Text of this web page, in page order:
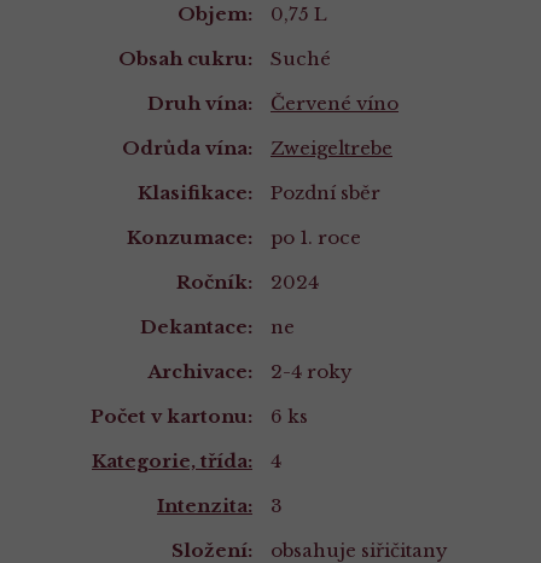
Objem:
0,75 L
Obsah cukru:
Suché
Druh vína:
Červené víno
Odrůda vína:
Zweigeltrebe
Klasifikace:
Pozdní sběr
Konzumace:
po 1. roce
Ročník:
2024
Dekantace:
ne
Archivace:
2-4 roky
Počet v kartonu:
6 ks
Kategorie, třída:
4
Intenzita:
3
Složení:
obsahuje siřičitany